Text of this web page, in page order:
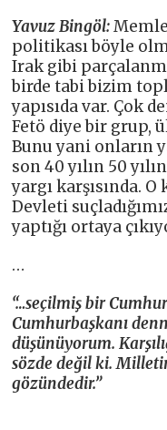
Yavuz Bingöl:
politikası böyle
Irak gibi
birde tabi bizim
yapısıda var. Çok
Fetö diye bir grup,
Bunu yani onların
son 40 yılın 50
yargı karşısında.
Devleti
yaptığı ortaya
…
“…seçilmiş bir
Cumhurbaşkanı
düşünüyorum.
sözde değil ki.
gözündedir.”